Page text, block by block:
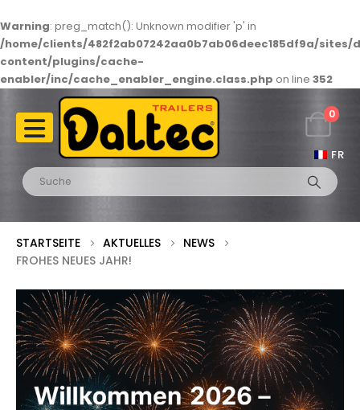
Warning: preg_match(): Unknown modifier 'p' in
/home/clients/482f2ab07242aa0b7ab06deec185df9a/
content/plugins/cache-
enabler/inc/cache_enabler_engine.class.php on line 352
FR
0
STARTSEITE AKTUELLES
NEWS
FROHES NEUES JAHR!